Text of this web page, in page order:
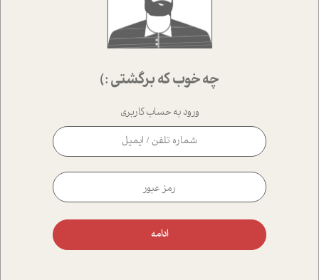
چه خوب که برگشتی :)
ورود به حساب کاربری
ادامه